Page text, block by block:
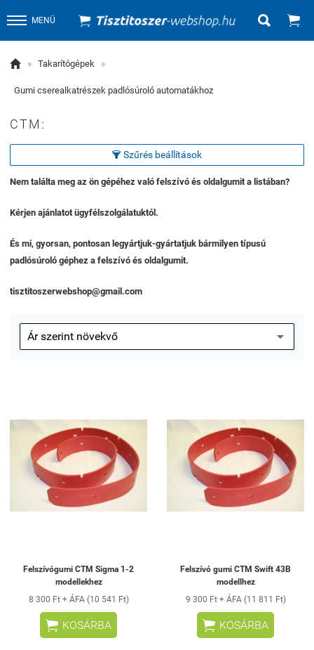
MENÜ  
 » Takarítógépek »
Gumi cserealkatrészek padlósúroló automatákhoz
CTM:
 Szűrés beállítások
Nem találta meg az ön gépéhez való felszívó és oldalgumit a listában?
Kérjen ajánlatot ügyfélszolgálatuktól.
És mi, gyorsan, pontosan legyártjuk-gyártatjuk bármilyen típusú
padlósúroló géphez a felszívó és oldalgumit.
tisztitoszerwebshop@gmail.com
Felszívógumi CTM Sigma 1-2
modellekhez
8 300 Ft + ÁFA (10 541 Ft)
 KOSÁRBA
Felszívó gumi CTM Swift 43B
modellhez
9 300 Ft + ÁFA (11 811 Ft)
 KOSÁRBA